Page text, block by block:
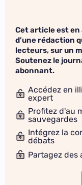
Cet article est en
d'une rédaction
lecteurs, sur un
Soutenez le
abonnant.
Accédez en
expert
Profitez d'au
sauvegardes
Intégrez la
débats
Partagez des